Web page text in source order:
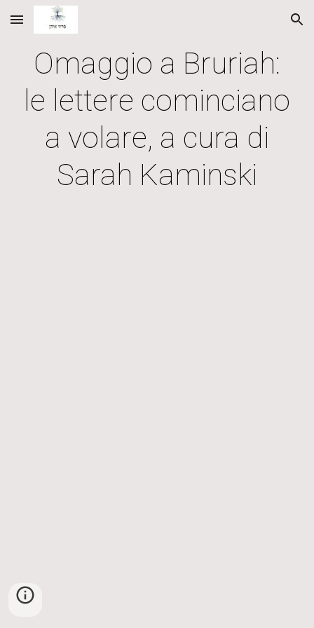
Skip to main content Skip to navigation
Omaggio a Bruriah:
le lettere cominciano
a volare, a cura di
Sarah Kaminski